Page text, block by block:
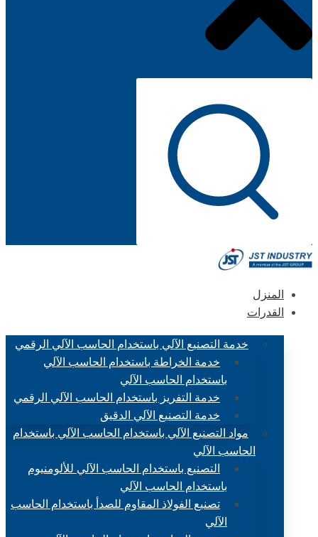
المنزل
القدرات
خدمة التصنيع الآلي باستخدام الحاسب الآلي الرقمي
خدمة الخراطة باستخدام الحاسب الآلي
باستخدام الحاسب الآلي
خدمة التفريز باستخدام الحاسب الآلي الرقمي
خدمة التصنيع الآلي الدقيق
مواد التصنيع الآلي باستخدام الحاسب الآلي باستخدام
الحاسب الآلي
التصنيع باستخدام الحاسب الآلي للألومنيوم
باستخدام الحاسب الآلي
تصنيع الفولاذ المقاوم للصدأ باستخدام الحاسب
الآلي